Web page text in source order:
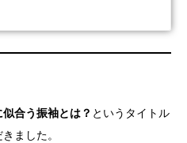
合う振袖とは？ というタイトル
ました。